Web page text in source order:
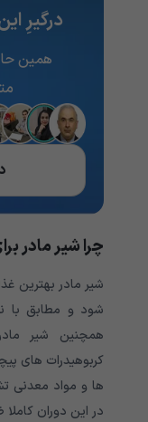
درگیرِ
همین
چرا شیر مادر
شیر مادر بهترین
شود و مطابق با
همچنین شیر
کربوهیدرات های
ها و مواد معدنی
در این دوران